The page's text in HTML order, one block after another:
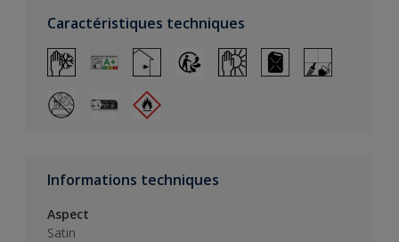
Caractéristiques techniques
Informations techniques
Aspect
Satin